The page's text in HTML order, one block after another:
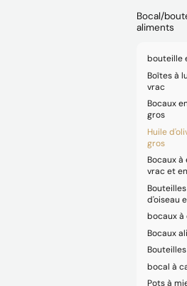
Bocal/
aliments
bouteille
Boîtes à
vrac
Bocaux
gros
Huile
gros
Bocaux
vrac et
d'oiseau
bocaux à
Bocaux
bocal à
Pots à